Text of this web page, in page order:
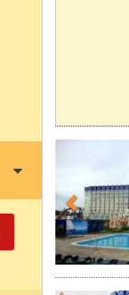
arrow_drop_down